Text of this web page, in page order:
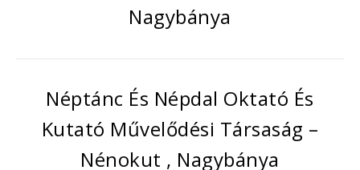
Nagybánya
Néptánc És Népdal Oktató És
Kutató Művelődési Társaság –
Nénokut , Nagybánya